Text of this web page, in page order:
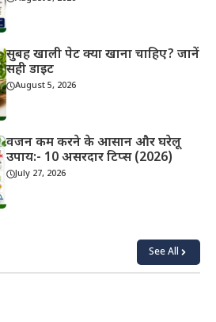
सुबह खाली पेट क्या खाना चाहिए? जानें
सही डाइट
August 5, 2026
वजन कम करने के आसान और घरेलू
उपाय:- 10 असरदार टिप्स (2026)
July 27, 2026
See All